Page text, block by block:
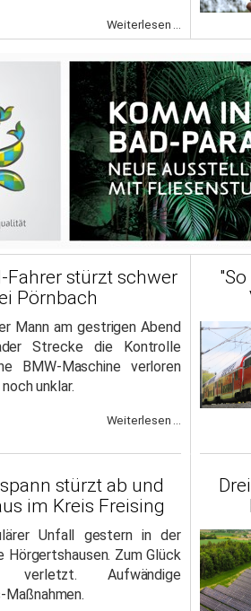
Weiterlesen ...
stürzt schwer
Pörnbach
Mann am gestrigen Abend
Strecke die Kontrolle
BMW-Maschine verloren
unklar.
Weiterlesen ...
stürzt ab und
im Kreis Freising
Unfall gestern in der
Hörgertshausen. Zum Glück
verletzt. Aufwändige
Maßnahmen.